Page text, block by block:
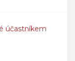
účastníkem